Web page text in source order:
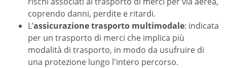
coprendo danni, perdite e ritardi.
L’assicurazione trasporto multimodale: indicata
per un trasporto di merci che implica più
modalità di trasporto, in modo da usufruire di
una protezione lungo l'intero percorso.